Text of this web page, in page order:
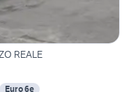
REALE
Euro 6e